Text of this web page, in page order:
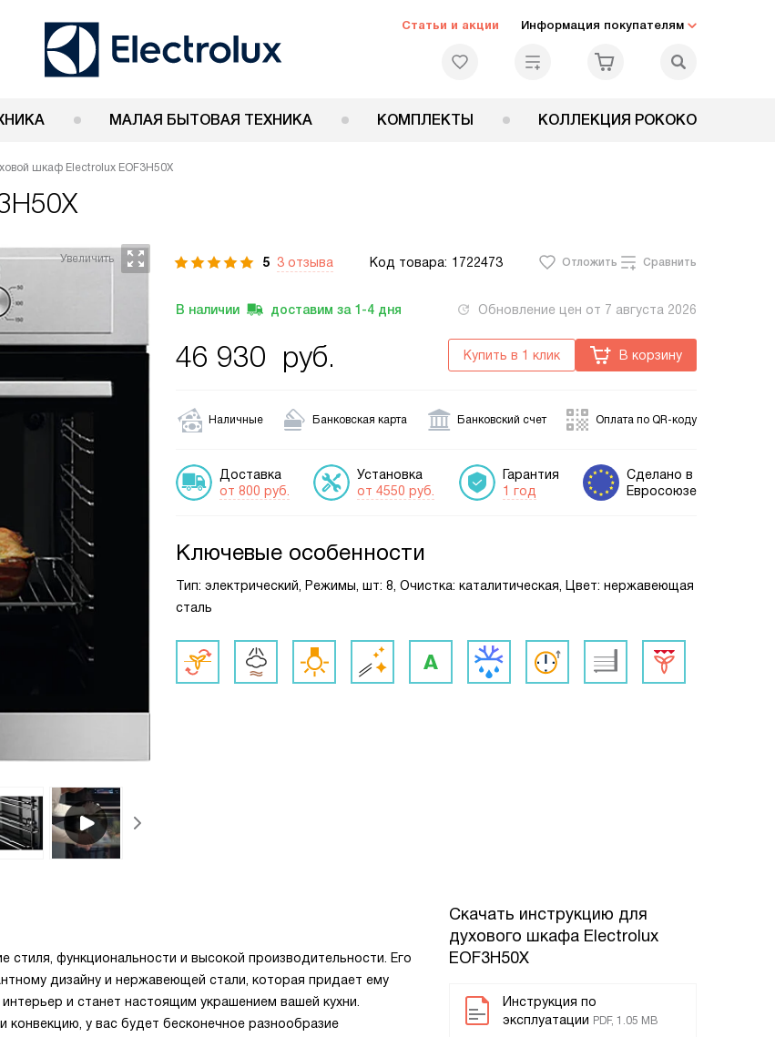
Статьи и акции Информация покупателям
МАЛАЯ БЫТОВАЯ ТЕХНИКА КОМПЛЕКТЫ КОЛЛЕКЦИЯ РОКОКО
шкаф Electrolux EOF3H50X
5 3 отзыва Код товара: 1722473 Отложить Сравнить
В наличии доставим за 1-4 дня Обновление цен от 7 августа 2026
46 930 руб. Купить в 1 клик В корзину
Наличные Банковская карта Банковский счет Оплата по QR-коду
Доставка
от 800 руб.
Установка
от 4550 руб.
Гарантия
1 год
Сделано в
Евросоюзе
Ключевые особенности
Тип: электрический, Режимы, шт: 8, Очистка: каталитическая, Цвет: нержавеющая
сталь
Скачать инструкцию для
духового шкафа Electrolux
EOF3H50X
Инструкция по
эксплуатации PDF, 1.05 MB
функциональности и высокой производительности. Его
дизайну и нержавеющей стали, которая придает ему
и станет настоящим украшением вашей кухни.
у вас будет бесконечное разнообразие